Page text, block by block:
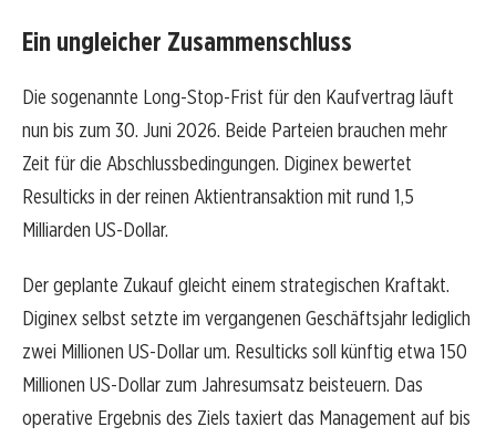
Ein ungleicher Zusammenschluss
Die sogenannte Long-Stop-Frist für den Kaufvertrag läuft
nun bis zum 30. Juni 2026. Beide Parteien brauchen mehr
Zeit für die Abschlussbedingungen. Diginex bewertet
Resulticks in der reinen Aktientransaktion mit rund 1,5
Milliarden US-Dollar.
Der geplante Zukauf gleicht einem strategischen Kraftakt.
Diginex selbst setzte im vergangenen Geschäftsjahr lediglich
zwei Millionen US-Dollar um. Resulticks soll künftig etwa 150
Millionen US-Dollar zum Jahresumsatz beisteuern. Das
operative Ergebnis des Ziels taxiert das Management auf bis